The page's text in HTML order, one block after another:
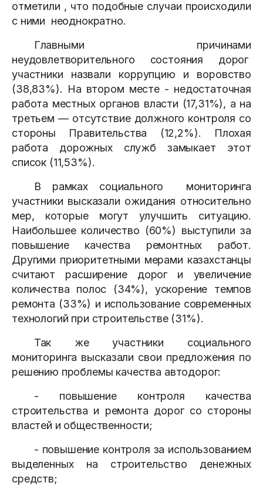
отметили , что подобные случаи происходили
с ними неоднократно.
Главными причинами
неудовлетворительного состояния дорог
участники назвали коррупцию и воровство
(38,83%). На втором месте - недостаточная
работа местных органов власти (17,31%), а на
третьем — отсутствие должного контроля со
стороны Правительства (12,2%). Плохая
работа дорожных служб замыкает этот
список (11,53%).
В рамках социального мониторинга
участники высказали ожидания относительно
мер, которые могут улучшить ситуацию.
Наибольшее количество (60%) выступили за
повышение качества ремонтных работ.
Другими приоритетными мерами казахстанцы
считают расширение дорог и увеличение
количества полос (34%), ускорение темпов
ремонта (33%) и использование современных
технологий при строительстве (31%).
Так же участники социального
мониторинга высказали свои предложения по
решению проблемы качества автодорог:
- повышение контроля качества
строительства и ремонта дорог со стороны
властей и общественности;
- повышение контроля за использованием
выделенных на строительство денежных
средств;